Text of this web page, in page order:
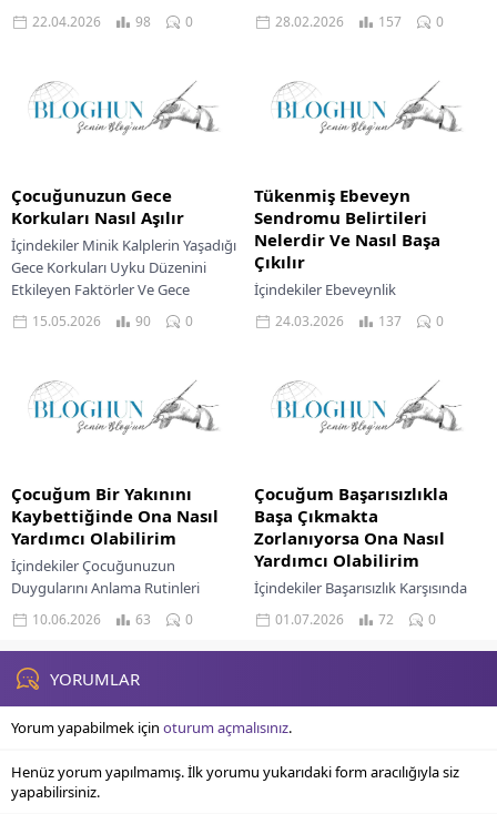
Çocuğunuzun Huzurlu Uykusu İçin
Çözüm Önerileri Sevgili ebeveynler,
konusunda yaşadığınız
zorlukların...
22.04.2026 98 0
İletişim Kurmak Okul İle İş Birliği
Yapmanın Önemi Zorbalık
ebeveynler,...
28.02.2026 157 0
Çocuğunuzun Gece
Korkuları Nasıl Aşılır
İçindekiler Minik Kalplerin Yaşadığı
Gece Korkuları Uyku Düzenini
Etkileyen Faktörler Ve Gece
Korkuları Aile Dinamiklerini
Etkileyen Gece Korkuları Doğru
15.05.2026 90 0
Tükenmiş Ebeveyn
Sendromu Belirtileri
Nelerdir Ve Nasıl Başa
Çıkılır
İçindekiler Ebeveynlik
Yolculuğunda Tükenmişlik Belirtileri
Ebeveynlik Tükenmişliğinin Aile
Tükenmiş Ebeveyn Sendromuyla
Başa Çıkma Yolları Sevgili
ebeveynler, anne babalık...
24.03.2026 137 0
Çocuğum Bir Yakınını
Kaybettiğinde Ona Nasıl
Yardımcı Olabilirim
İçindekiler Çocuğunuzun
Duygularını Anlama Rutinleri
Sürdürme Ve Güven Sağlama
Çocuğunuzla Ölümü Konuşmak
Çocuğunuzun Yas Sürecine Destek
Olun Anma Ve Hatırlama...
10.06.2026 63 0
Çocuğum Başarısızlıkla
Başa Çıkmakta
Zorlanıyorsa Ona Nasıl
Yardımcı Olabilirim
İçindekiler Başarısızlık Karşısında
Çocuğunuzun Duygusal Dünyası
Ebeveyn Olarak Yaklaşımınızın
Önemi Gelişim Odaklı Bir Bakış Açısı
01.07.2026 72 0
YORUMLAR
Yorum yapabilmek için oturum açmalısınız.
Henüz yorum yapılmamış. İlk yorumu yukarıdaki form aracılığıyla siz
yapabilirsiniz.